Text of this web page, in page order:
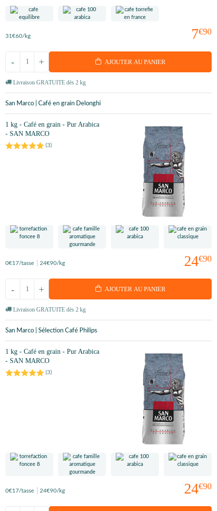
7€90
31 €60/kg
+
- AJOUTER AU PANIER
Livraison GRATUITE dès 2 kg
San Marco | Café en grain Delonghi
1 kg - Café en grain - Pur Arabica
- SAN MARCO
(3)
24€90
0€17/tasse 24€90/kg
+
- AJOUTER AU PANIER
Livraison GRATUITE dès 2 kg
San Marco | Sélection Café Philips
1 kg - Café en grain - Pur Arabica
- SAN MARCO
(3)
24€90
0€17/tasse 24€90/kg